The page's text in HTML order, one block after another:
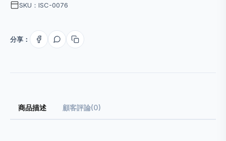
SKU：ISC-0076
分享：
商品描述 顧客評論(0)